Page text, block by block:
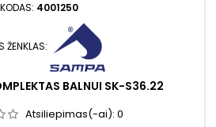
KODAS: 4001250
ŽENKLAS:
BALNUI SK-S36.22
Atsiliepimas(-ai): 0